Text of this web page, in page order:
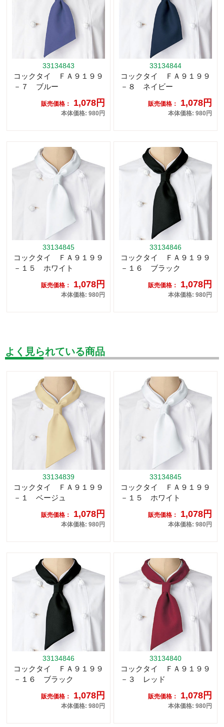
33134843
コックタイ ＦＡ９１９９
－７ ブルー
販売価格： 1,078円
本体価格: 980円
33134844
コックタイ ＦＡ９１９９
－８ ネイビー
販売価格： 1,078円
本体価格: 980円
33134845
コックタイ ＦＡ９１９９
－１５ ホワイト
販売価格： 1,078円
本体価格: 980円
33134846
コックタイ ＦＡ９１９９
－１６ ブラック
販売価格： 1,078円
本体価格: 980円
よく見られている商品
33134839
コックタイ ＦＡ９１９９
－１ ベージュ
販売価格： 1,078円
本体価格: 980円
33134845
コックタイ ＦＡ９１９９
－１５ ホワイト
販売価格： 1,078円
本体価格: 980円
33134846
コックタイ ＦＡ９１９９
－１６ ブラック
販売価格： 1,078円
本体価格: 980円
33134840
コックタイ ＦＡ９１９９
－３ レッド
販売価格： 1,078円
本体価格: 980円